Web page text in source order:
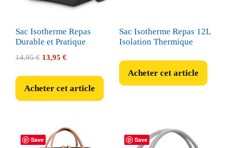
Sac Isotherme Repas
Durable et Pratique
14,95€ Le
était :
13,95 €Le
est :
Acheter cet article
Sac Isotherme Repas 12L
Isolation Thermique
Acheter cet article
Save Save